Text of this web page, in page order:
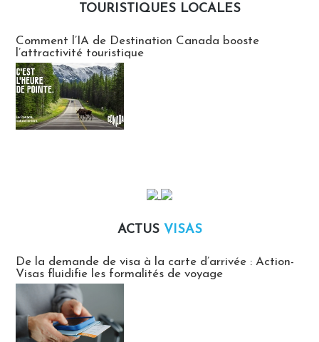
TOURISTIQUES LOCALES
Comment l’IA de Destination Canada booste
l’attractivité touristique
ACTUS VISAS
De la demande de visa à la carte d’arrivée : Action-
Visas fluidifie les formalités de voyage